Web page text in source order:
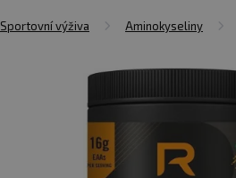
Sportovní výživa Aminokyseliny